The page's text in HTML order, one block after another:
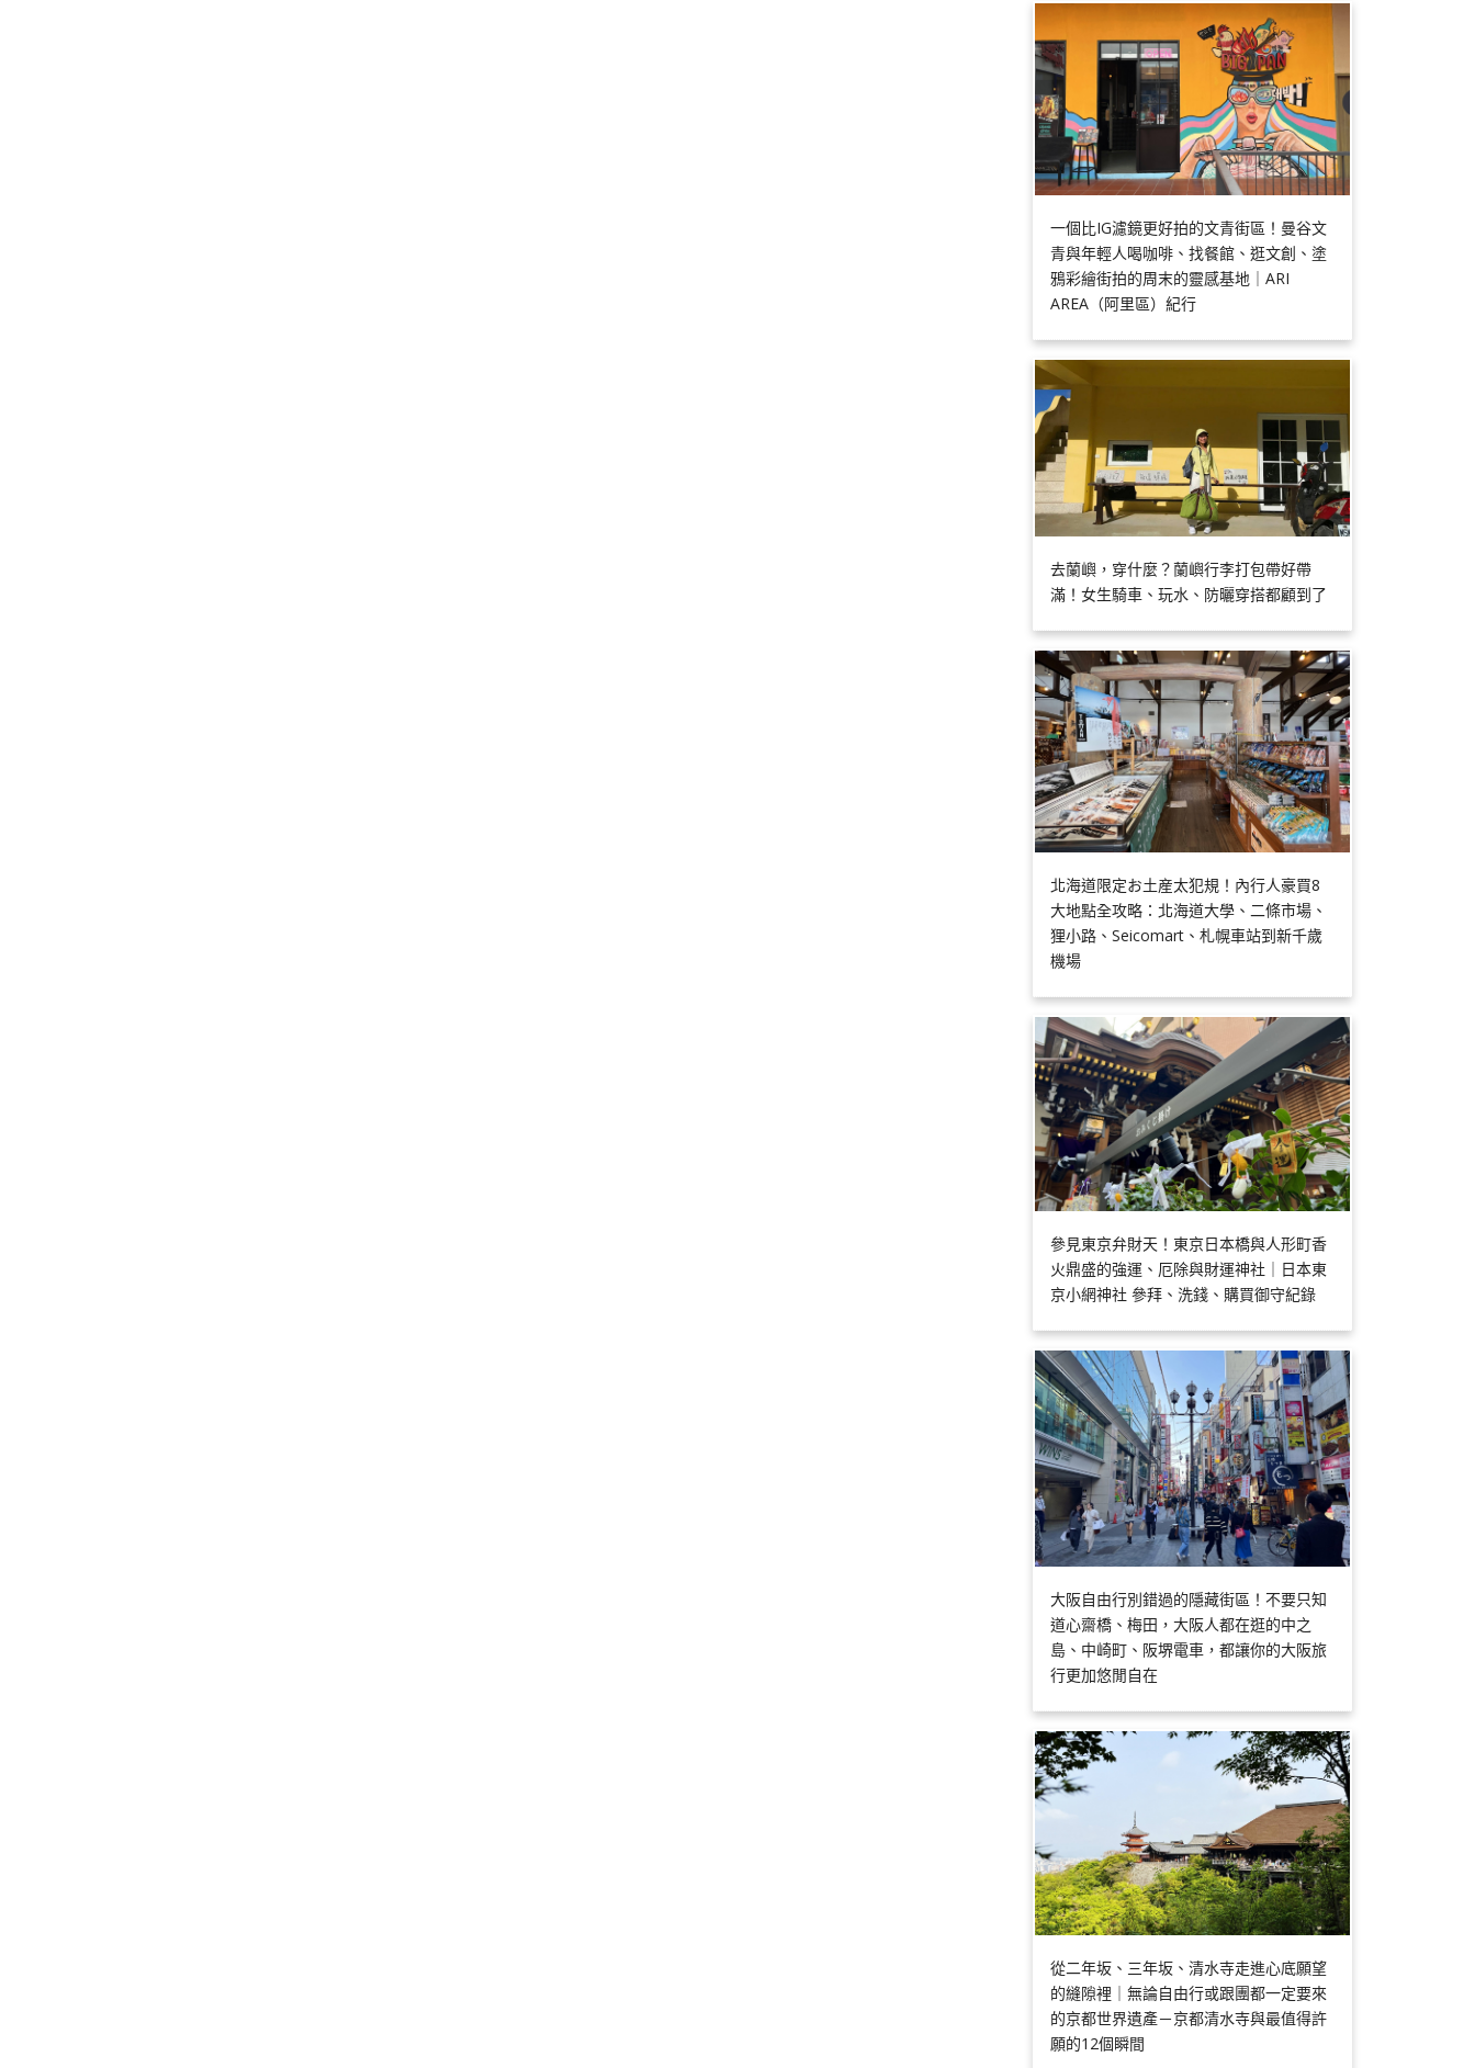
一個比IG濾鏡更好拍的文青街區！曼谷文
青與年輕人喝咖啡、找餐館、逛文創、塗
鴉彩繪街拍的周末的靈感基地｜ARI
AREA（阿里區）紀行
去蘭嶼，穿什麼？蘭嶼行李打包帶好帶
滿！女生騎車、玩水、防曬穿搭都顧到了
北海道限定お土産太犯規！內行人豪買8
大地點全攻略：北海道大學、二條市場、
狸小路、Seicomart、札幌車站到新千歲
機場
參見東京弁財天！東京日本橋與人形町香
火鼎盛的強運、厄除與財運神社｜日本東
京小網神社 參拜、洗錢、購買御守紀錄
大阪自由行別錯過的隱藏街區！不要只知
道心齋橋、梅田，大阪人都在逛的中之
島、中崎町、阪堺電車，都讓你的大阪旅
行更加悠閒自在
從二年坂、三年坂、清水寺走進心底願望
的縫隙裡｜無論自由行或跟團都一定要來
的京都世界遺產－京都清水寺與最值得許
願的12個瞬間